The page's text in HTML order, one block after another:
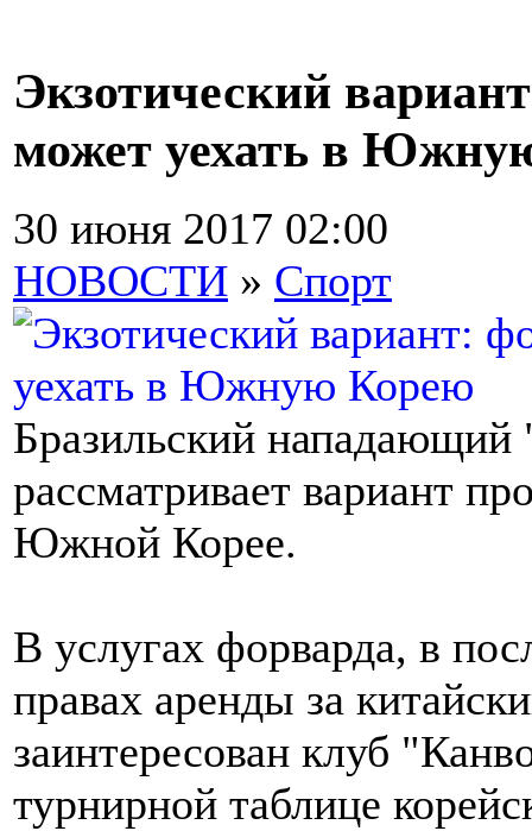
Экзотический
может уехать в
30 июня 2017 02:00
НОВОСТИ » Спорт
Бразильский
рассматривает вариант
Южной Корее.
В услугах форварда, в
правах аренды за
заинтересован клуб
турнирной таблице